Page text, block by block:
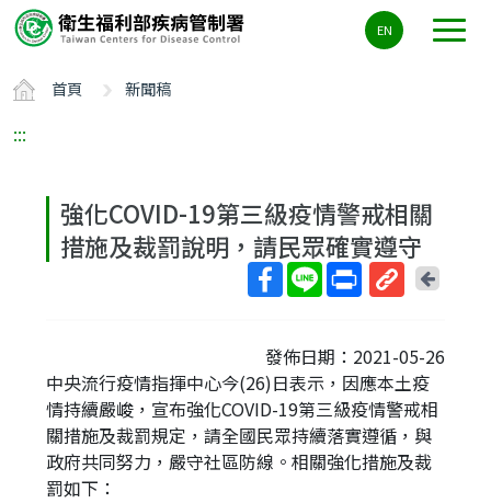
要
容
ALT+C
EN
首頁 新聞稿
:::
強化COVID-19第三級疫情警戒相關
措施及裁罰說明，請民眾確實遵守
短
網
址
回
頁
發佈日期：2021-05-26
中央流行疫情指揮中心今(26)日表示，因應本土疫
情持續嚴峻，宣布強化COVID-19第三級疫情警戒相
關措施及裁罰規定，請全國民眾持續落實遵循，與
政府共同努力，嚴守社區防線。相關強化措施及裁
罰如下：